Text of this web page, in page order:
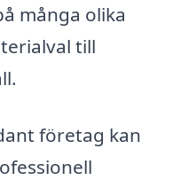
många olika
till
företag kan